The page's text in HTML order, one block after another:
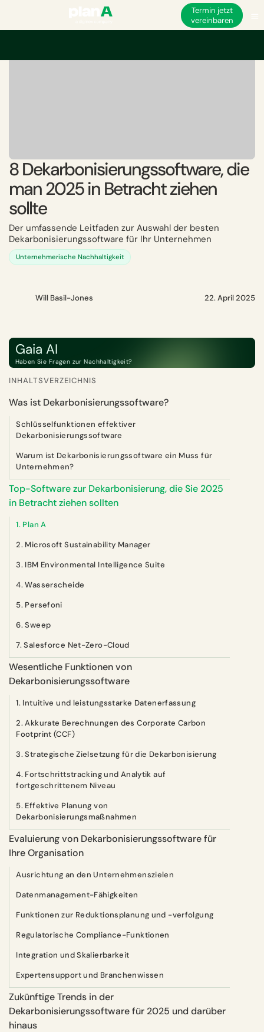
Termin jetzt
vereinbaren
8 Dekarbonisierungssoftware, die
man 2025 in Betracht ziehen
sollte
Der umfassende Leitfaden zur Auswahl der besten
Dekarbonisierungssoftware für Ihr Unternehmen
Unternehmerische Nachhaltigkeit
Will Basil-Jones 22. April 2025
Gaia AI
Haben Sie Fragen zur Nachhaltigkeit?
INHALTSVERZEICHNIS
Was ist Dekarbonisierungssoftware?
Schlüsselfunktionen effektiver
Dekarbonisierungssoftware
Warum ist Dekarbonisierungssoftware ein Muss für
Unternehmen?
Top-Software zur Dekarbonisierung, die Sie 2025
in Betracht ziehen sollten
1. Plan A
2. Microsoft Sustainability Manager
3. IBM Environmental Intelligence Suite
4. Wasserscheide
5. Persefoni
6. Sweep
7. Salesforce Net-Zero-Cloud
Wesentliche Funktionen von
Dekarbonisierungssoftware
1. Intuitive und leistungsstarke Datenerfassung
2. Akkurate Berechnungen des Corporate Carbon
Footprint (CCF)
3. Strategische Zielsetzung für die Dekarbonisierung
4. Fortschrittstracking und Analytik auf
fortgeschrittenem Niveau
5. Effektive Planung von
Dekarbonisierungsmaßnahmen
Evaluierung von Dekarbonisierungssoftware für
Ihre Organisation
Ausrichtung an den Unternehmenszielen
Datenmanagement-Fähigkeiten
Funktionen zur Reduktionsplanung und -verfolgung
Regulatorische Compliance-Funktionen
Integration und Skalierbarkeit
Expertensupport und Branchenwissen
Zukünftige Trends in der
Dekarbonisierungssoftware für 2025 und darüber
hinaus